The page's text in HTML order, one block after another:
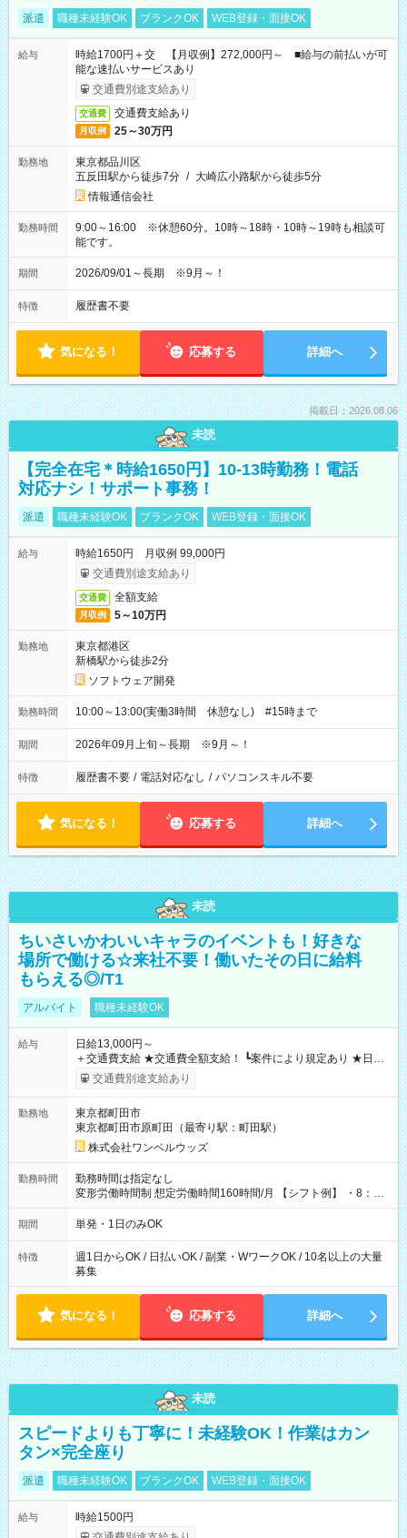
派遣 職種未経験OK ブランクOK WEB登録・面接OK
給与
時給1700円＋交 【月収例】272,000円～ ■給与の前払いが可
能な速払いサービスあり
交通費別途支給あり
交通費 交通費支給あり
月収例 25～30万円
勤務地
東京都品川区
五反田駅から徒歩7分 / 大崎広小路駅から徒歩5分
情報通信会社
勤務時間
9:00～16:00 ※休憩60分。10時～18時・10時～19時も相談可
能です。
期間 2026/09/01～長期 ※9月～！
特徴 履歴書不要
気になる！ 応募する 詳細へ
掲載日：2026.08.06
未読
【完全在宅＊時給1650円】10-13時勤務！電話
対応ナシ！サポート事務！
派遣 職種未経験OK ブランクOK WEB登録・面接OK
給与
時給1650円 月収例 99,000円
交通費別途支給あり
交通費 全額支給
月収例 5～10万円
勤務地
東京都港区
新橋駅から徒歩2分
ソフトウェア開発
勤務時間 10:00～13:00(実働3時間 休憩なし) #15時まで
期間 2026年09月上旬～長期 ※9月～！
特徴 履歴書不要 / 電話対応なし / パソコンスキル不要
気になる！ 応募する 詳細へ
未読
ちいさいかわいいキャラのイベントも！好きな
場所で働ける☆来社不要！働いたその日に給料
もらえる◎/T1
アルバイト 職種未経験OK
給与
日給13,000円～
＋交通費支給 ★交通費全額支給！ ┗案件により規定あり ★日払
いOK！（規定あり） ┗働いたその日に現金GET♪ お仕事後はコ
ンビニATMから 日払い分を引き落とせます！ 【試用期間】試
交通費別途支給あり
勤務地
東京都町田市
東京都町田市原町田（最寄り駅：町田駅）
株式会社ワンベルウッズ
勤務時間
勤務時間は指定なし
変形労働時間制 想定労働時間160時間/月 【シフト例】 ・8：00
～21：00
期間 単発・1日のみOK
特徴
週1日からOK / 日払いOK / 副業・WワークOK / 10名以上の大量
募集
気になる！ 応募する 詳細へ
未読
スピードよりも丁寧に！未経験OK！作業はカン
タン×完全座り
派遣 職種未経験OK ブランクOK WEB登録・面接OK
給与
時給1500円